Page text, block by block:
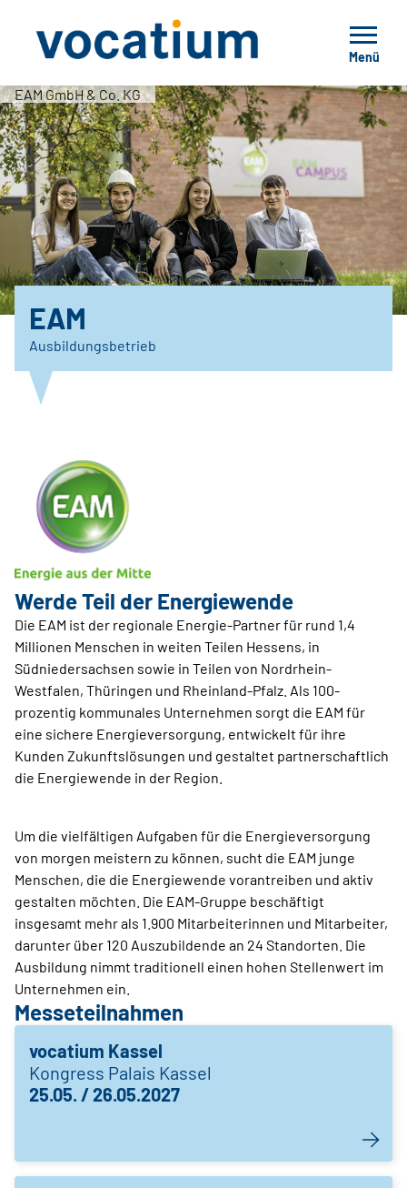
Menü
EAM GmbH & Co. KG
EAM
Ausbildungsbetrieb
Werde Teil der ­Energiewende
Die EAM ist der regionale Energie-Partner für rund 1,4
Millionen Menschen in weiten Teilen Hessens, in
Südniedersachsen sowie in Teilen von Nordrhein-
Westfalen, Thüringen und Rheinland-Pfalz. Als 100-
prozentig kommunales Unternehmen sorgt die EAM für
eine sichere Energieversorgung, entwickelt für ihre
Kunden Zukunftslösungen und gestaltet partnerschaftlich
die Energiewende in der Region.
Um die vielfältigen Aufgaben für die Energieversorgung
von morgen meistern zu können, sucht die EAM junge
Menschen, die die Energiewende vorantreiben und aktiv
gestalten möchten. Die EAM-Gruppe beschäftigt
insgesamt mehr als 1.900 Mitarbeiterinnen und Mitarbeiter,
darunter über 120 Auszubildende an 24 Standorten. Die
Ausbildung nimmt traditionell einen hohen Stellenwert im
Unternehmen ein.
Messeteilnahmen
vocatium Kassel
Kongress Palais Kassel
25.05. / 26.05.2027